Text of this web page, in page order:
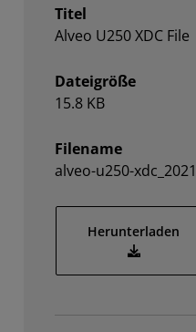
Titel
Alveo U250 XDC File
Dateigröße
15.8 KB
Filename
alveo-u250-
Herunterladen
alveo-